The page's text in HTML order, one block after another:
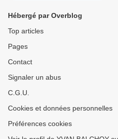
Hébergé par Overblog
Top articles
Pages
Contact
Signaler un abus
C.G.U.
Cookies et données personnelles
Préférences cookies